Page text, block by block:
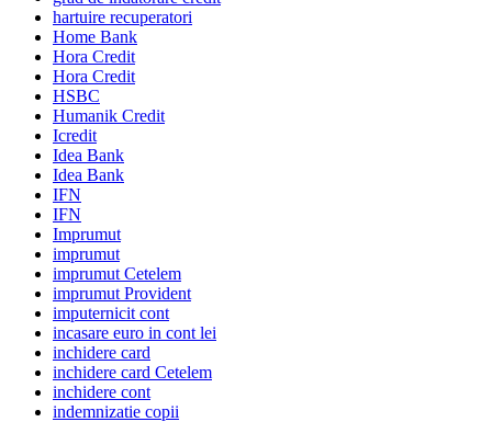
hartuire recuperatori
Home Bank
Hora Credit
Hora Credit
HSBC
Humanik Credit
Icredit
Idea Bank
Idea Bank
IFN
IFN
Imprumut
imprumut
imprumut Cetelem
imprumut Provident
imputernicit cont
incasare euro in cont lei
inchidere card
inchidere card Cetelem
inchidere cont
indemnizatie copii